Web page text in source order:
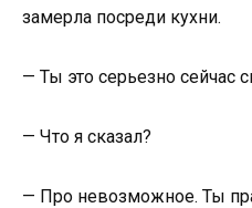
замерла посреди кухни.
— Ты это серьезно сейчас
— Что я сказал?
— Про невозможное. Ты